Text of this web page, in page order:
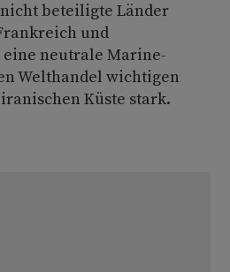
beteiligte Länder
und
neutrale Marine-
Welthandel wichtigen
Küste stark.